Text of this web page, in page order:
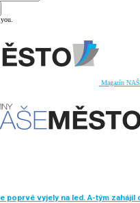
Magazín
poprvé vyjely na led. A-tým zahájil